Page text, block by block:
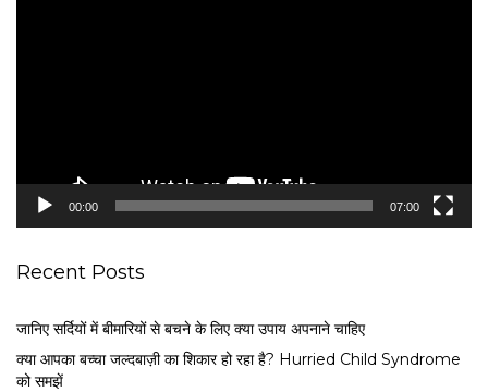
00:00 07:00
Recent Posts
जानिए सर्दियों में बीमारियों से बचने के लिए क्या उपाय अपनाने चाहिए
क्या आपका बच्चा जल्दबाज़ी का शिकार हो रहा है? Hurried Child Syndrome
को समझें